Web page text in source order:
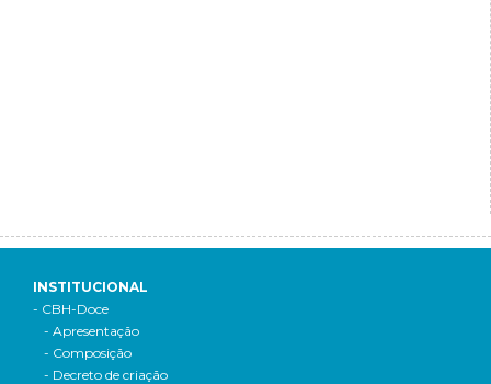
INSTITUCIONAL
- CBH-Doce
- Apresentação
- Composição
- Decreto de criação